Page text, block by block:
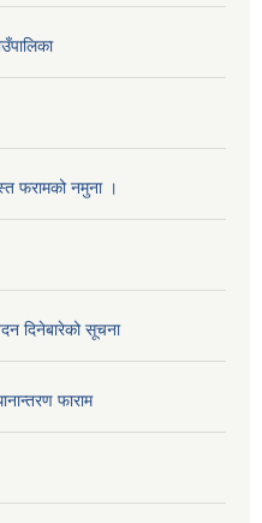
फरामको नमुना ।
दिनेबारेको सूचना
फाराम